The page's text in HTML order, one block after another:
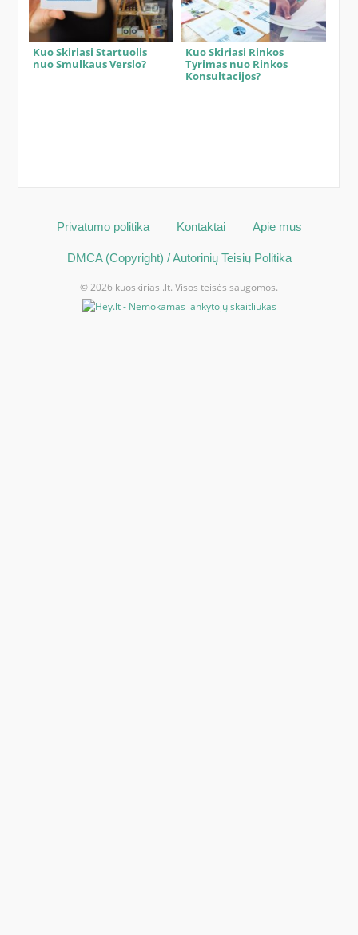
Kuo Skiriasi Startuolis
nuo Smulkaus Verslo?
Kuo Skiriasi Rinkos
Tyrimas nuo Rinkos
Konsultacijos?
Privatumo politika Kontaktai Apie mus
DMCA (Copyright) / Autorinių Teisių Politika
© 2026 kuoskiriasi.lt. Visos teisės saugomos.